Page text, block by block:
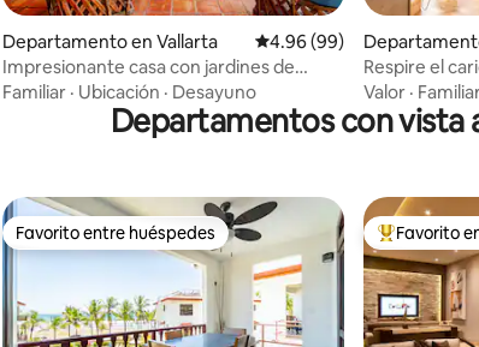
4.9 de 5; 190 evaluaciones
Departamento en Vallarta Calificación promedio:
4.96 (99)
Impresionante casa con jardines de
cascada cerca de la playa y la ciudad
Familiar · Ubicación · Desayuno
Respire el
cuadras de la
Valor ·
Departamentos con vista
Favorito entre huéspedes
Favorito entre huéspedes De los
Favorito